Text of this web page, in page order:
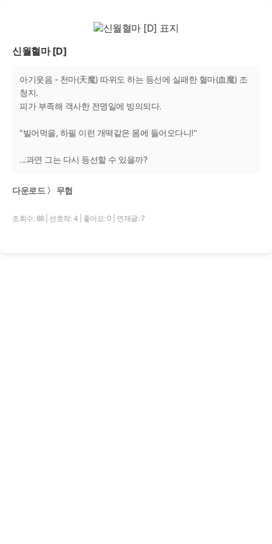
신월혈마 [D]
아기웃음 - 천마(天魔) 따위도 하는 등선에 실패한 혈마(血魔) 조
청지.
피가 부족해 객사한 전명일에 빙의되다.
"빌어먹을, 하필 이런 개떡같은 몸에 들어오다니!"
...과연 그는 다시 등선할 수 있을까?
다운로드 〉 무협
조회수: 88 선호작: 4 좋아요: 0 연재글: 7